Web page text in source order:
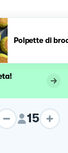
Polpette di
15